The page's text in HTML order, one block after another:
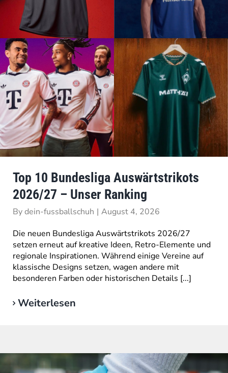
Top 10 Bundesliga Auswärtstrikots
2026/27 – Unser Ranking
Bydein-fussballschuh | August 4, 2026
Die neuen Bundesliga Auswärtstrikots 2026/27
setzen erneut auf kreative Ideen, Retro-Elemente und
regionale Inspirationen. Während einige Vereine auf
klassische Designs setzen, wagen andere mit
besonderen Farben oder historischen Details [...]
Weiterlesen